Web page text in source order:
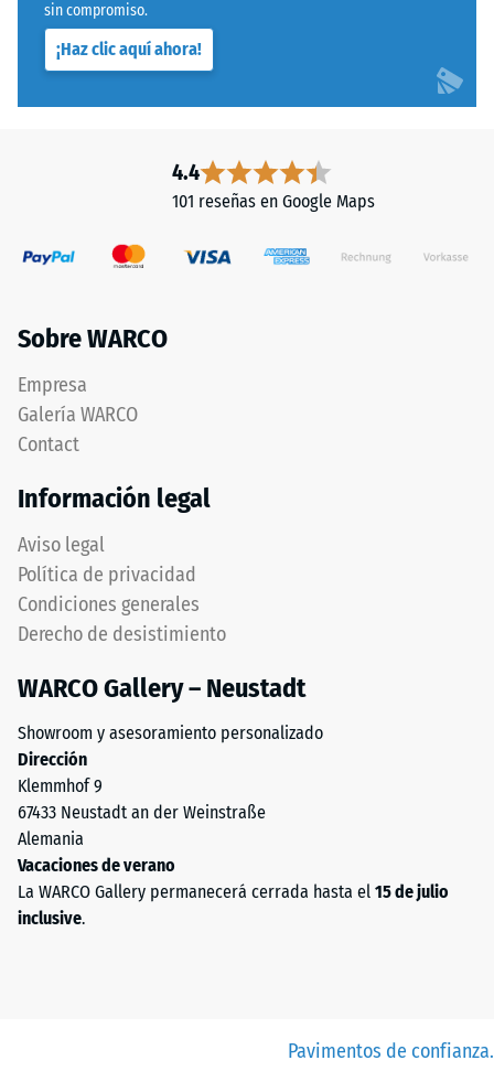
sin compromiso.
¡Haz clic aquí ahora!
4.4
101 reseñas en Google Maps
Sobre WARCO
Empresa
Galería WARCO
Contact
Información legal
Aviso legal
Política de privacidad
Condiciones generales
Derecho de desistimiento
WARCO Gallery – Neustadt
Showroom y asesoramiento personalizado
Dirección
Klemmhof 9
67433 Neustadt an der Weinstraße
Alemania
Vacaciones de verano
La WARCO Gallery permanecerá cerrada hasta el 15 de julio
inclusive.
Pavimentos de confianza.